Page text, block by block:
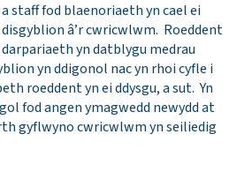
staff fod blaenoriaeth yn cael ei
â’r cwricwlwm. Roeddent
darpariaeth yn datblygu medrau
yn ddigonol nac yn rhoi cyfle i
roeddent yn ei ddysgu, a sut. Yn
fod angen ymagwedd newydd at
gyflwyno cwricwlwm yn seiliedig